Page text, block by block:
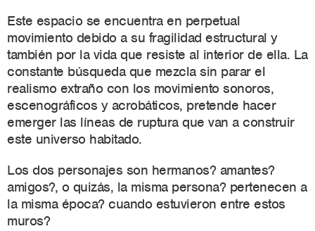
Este espacio se encuentra en perpetual
movimiento debido a su fragilidad estructural y
también por la vida que resiste al interior de ella. La
constante búsqueda que mezcla sin parar el
realismo extraño con los movimiento sonoros,
escenográficos y acrobáticos, pretende hacer
emerger las líneas de ruptura que van a construir
este universo habitado.
Los dos personajes son hermanos? amantes?
amigos?, o quizás, la misma persona? pertenecen a
la misma época? cuando estuvieron entre estos
muros?